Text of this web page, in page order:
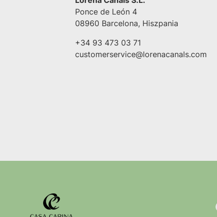
Ponce de León 4
08960 Barcelona, Hiszpania
+34 93 473 03 71
customerservice@lorenacanals.com